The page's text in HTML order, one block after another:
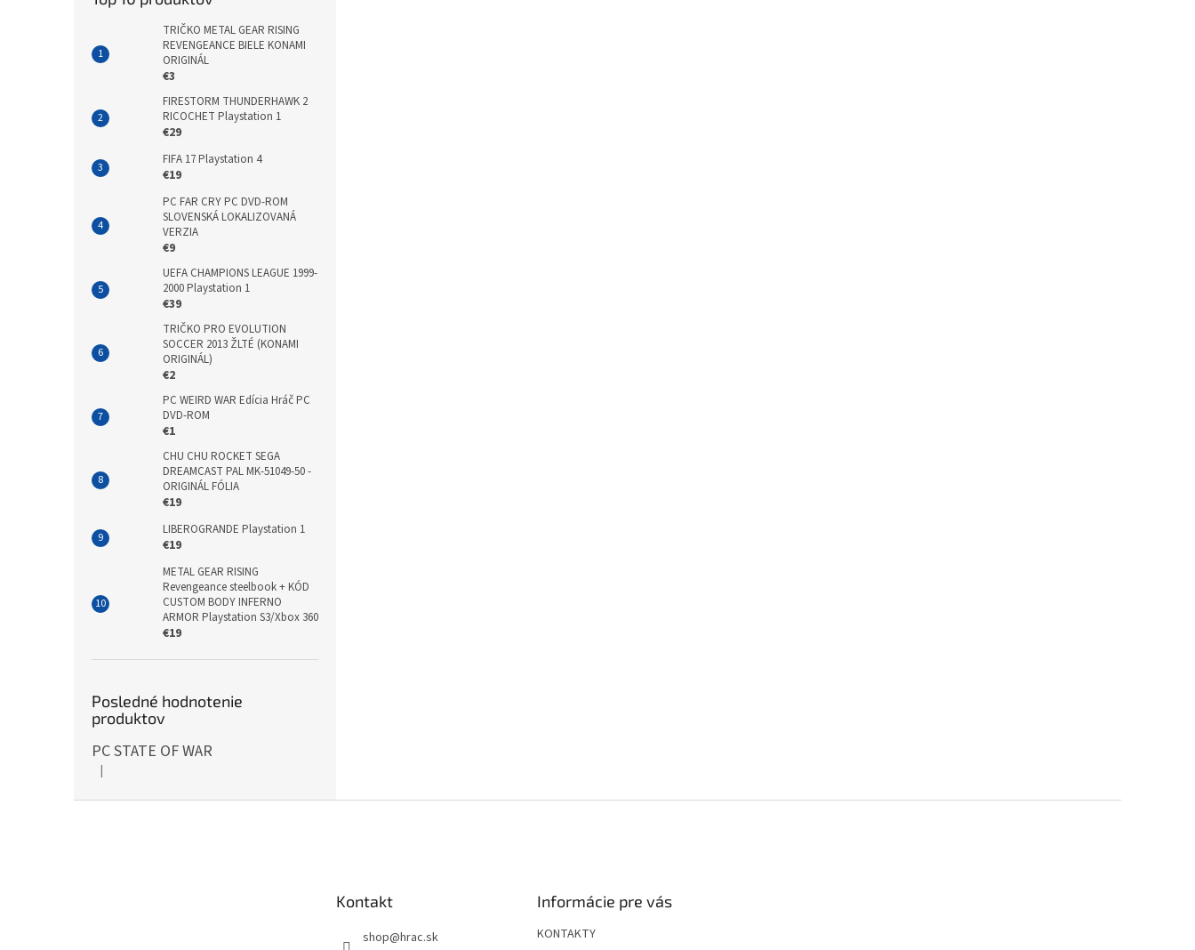
TRIČKO METAL GEAR RISING
REVENGEANCE BIELE KONAMI
ORIGINÁL
€3
FIRESTORM THUNDERHAWK 2
RICOCHET Playstation 1
€29
FIFA 17 Playstation 4
€19
PC FAR CRY PC DVD-ROM
SLOVENSKÁ LOKALIZOVANÁ
VERZIA
€9
UEFA CHAMPIONS LEAGUE 1999-
2000 Playstation 1
€39
TRIČKO PRO EVOLUTION
SOCCER 2013 ŽLTÉ (KONAMI
ORIGINÁL)
€2
PC WEIRD WAR Edícia Hráč PC
DVD-ROM
€1
CHU CHU ROCKET SEGA
DREAMCAST PAL MK-51049-50 -
ORIGINÁL FÓLIA
€19
LIBEROGRANDE Playstation 1
€19
METAL GEAR RISING
Revengeance steelbook + KÓD
CUSTOM BODY INFERNO
ARMOR Playstation S3/Xbox 360
€19
Posledné hodnotenie
produktov
PC STATE OF WAR
Hodnotenie produktu je 5 z 5 hviezdičiek.
|
Kontakt
shop@hrac.sk
Informácie pre vás
KONTAKTY